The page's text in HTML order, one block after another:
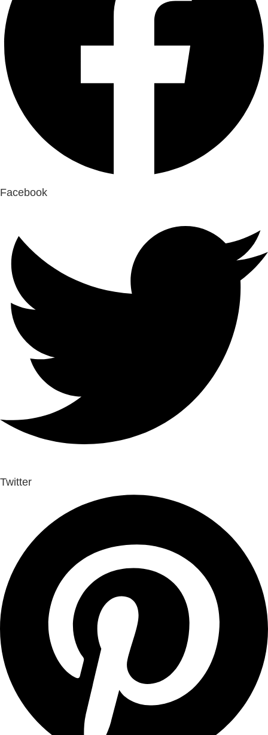
Facebook
Twitter